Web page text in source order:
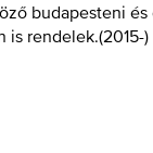
budapesteni és
is rendelek.(2015-)